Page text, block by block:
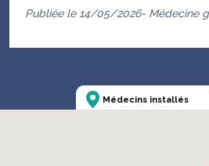
Publiée le 14/05/2026- Médecine
Médecins installés